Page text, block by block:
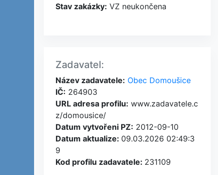
Stav zakázky: VZ neukončena
Zadavatel:
Název zadavatele: Obec Domoušice
IČ: 264903
URL adresa profilu: www.zadavatele.c
z/domousice/
Datum vytvořeni PZ: 2012-09-10
Datum aktualize: 09.03.2026 02:49:3
9
Kod profilu zadavatele: 231109